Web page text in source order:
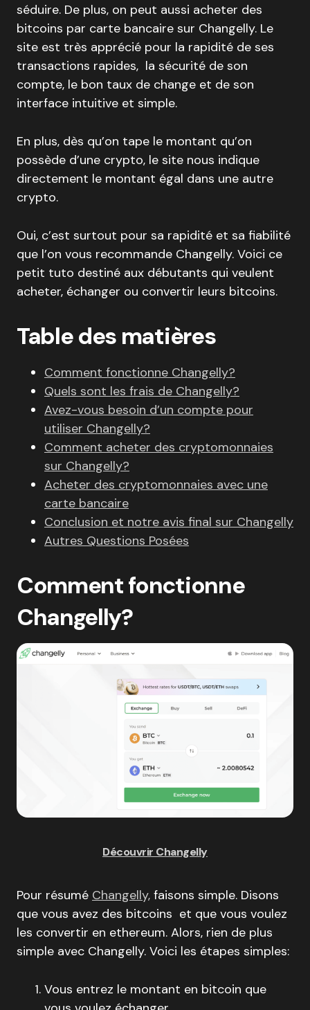
séduire. De plus, on peut aussi acheter des
bitcoins par carte bancaire sur Changelly. Le
site est très apprécié pour la rapidité de ses
transactions rapides, la sécurité de son
compte, le bon taux de change et de son
interface intuitive et simple.
En plus, dès qu’on tape le montant qu’on
possède d’une crypto, le site nous indique
directement le montant égal dans une autre
crypto.
Oui, c’est surtout pour sa rapidité et sa fiabilité
que l’on vous recommande Changelly. Voici ce
petit tuto destiné aux débutants qui veulent
acheter, échanger ou convertir leurs bitcoins.
Table des matières
Comment fonctionne Changelly?
Quels sont les frais de Changelly?
Avez-vous besoin d’un compte pour
utiliser Changelly?
Comment acheter des cryptomonnaies
sur Changelly?
Acheter des cryptomonnaies avec une
carte bancaire
Conclusion et notre avis final sur Changelly
Autres Questions Posées
Comment fonctionne
Changelly?
Découvrir Changelly
Pour résumé Changelly, faisons simple. Disons
que vous avez des bitcoins et que vous voulez
les convertir en ethereum. Alors, rien de plus
simple avec Changelly. Voici les étapes simples:
Vous entrez le montant en bitcoin que